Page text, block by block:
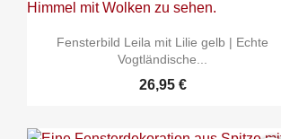
Fensterbild Leila mit Lilie gelb | Echte
Vogtländische...
26,95 €